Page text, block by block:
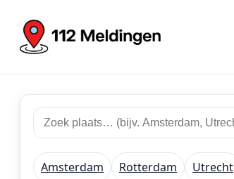
Zoek 112 meldingen
Zoek plaats of regio
Amsterdam Rotterdam Utrecht